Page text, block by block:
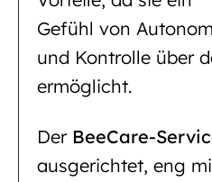
Gefühl von
und Kontrolle über
ermöglicht.
Der BeeCare-
ausgerichtet, eng